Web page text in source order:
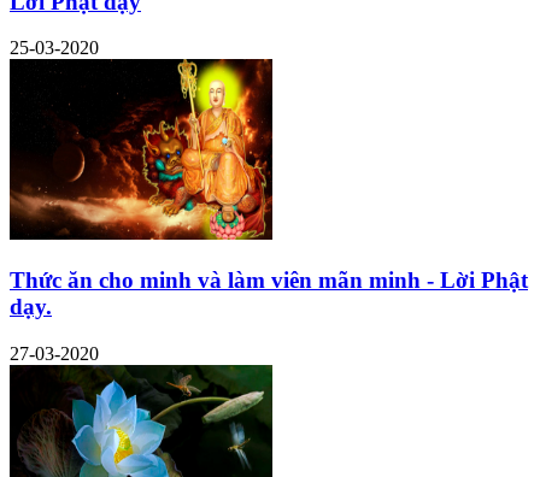
25-03-2020
Thức ăn cho minh và làm viên mãn minh - Lời Phật
dạy.
27-03-2020